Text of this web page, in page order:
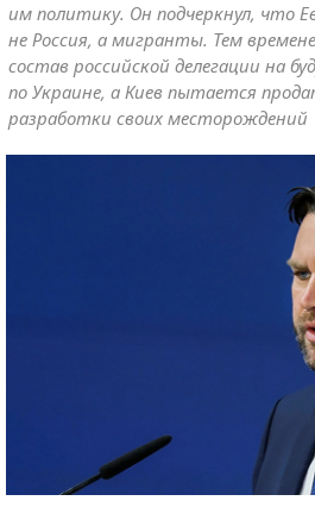
им политику. Он подчеркнул, что
не Россия, а мигранты. Тем
состав российской делегации на
по Украине, а Киев пытается
разработки своих месторождений